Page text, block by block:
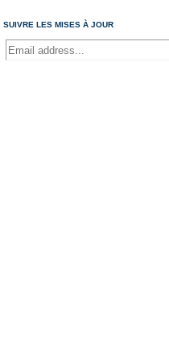
SUIVRE LES MISES À JOUR